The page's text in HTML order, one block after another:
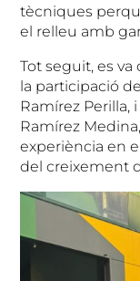
tècniques
el relleu amb
Tot seguit, es
la participació
Ramírez Perilla,
Ramírez
experiència en
del creixement